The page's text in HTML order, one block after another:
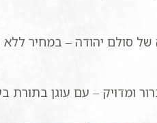
סולם יהודה – במחיר ללא
ומדויק – עם עוגן בתורת